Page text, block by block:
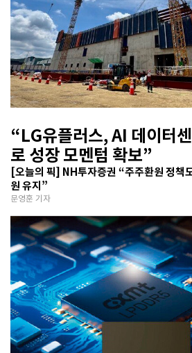
“LG유플러스, AI 데이터
로 성장 모멘텀 확보”
[오늘의 픽] NH투자증권 “주주환원 정책
원 유지”
문영훈 기자